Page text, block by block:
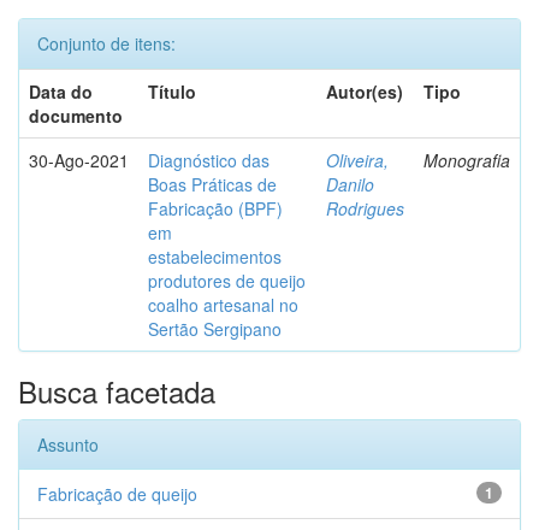
Conjunto de itens:
Data do
documento
Título Autor(es) Tipo
30-Ago-2021
Diagnóstico das
Boas Práticas de
Fabricação (BPF)
em
estabelecimentos
produtores de queijo
coalho artesanal no
Sertão Sergipano
Oliveira,
Danilo
Rodrigues
Monografia
Busca facetada
Assunto
1
Fabricação de queijo